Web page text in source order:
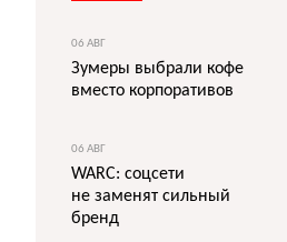
06 АВГ
Зумеры выбрали кофе
вместо корпоративов
06 АВГ
WARC: соцсети
не заменят сильный
бренд